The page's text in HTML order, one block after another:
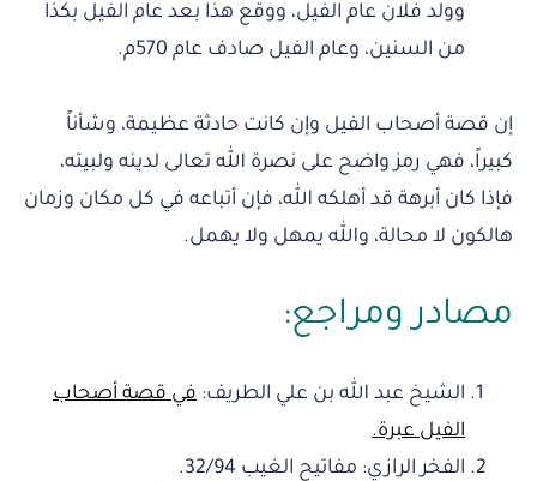
وولد فلان عام الفيل، ووقع هذا بعد عام الفيل بكذا
من السنين، وعام الفيل صادف عام 570م.
إن قصة أصحاب الفيل وإن كانت حادثة عظيمة، وشأناً
كبيراً، فهي رمز واضح على نصرة الله تعالى لدينه ولبيته،
فإذا كان أبرهة قد أهلكه الله، فإن أتباعه في كل مكان وزمان
هالكون لا محالة، والله يمهل ولا يهمل.
مصادر ومراجع:
الشيخ عبد الله بن علي الطريف: في قصة أصحاب
الفيل عبرة.
الفخر الرازي: مفاتيح الغيب 32/94.